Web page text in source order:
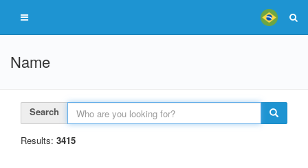
Name
Search
Results: 3415